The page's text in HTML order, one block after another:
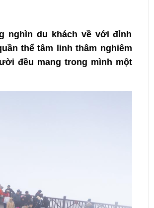
nghìn du khách về với đỉnh
thể tâm linh thâm nghiêm
đều mang trong mình một